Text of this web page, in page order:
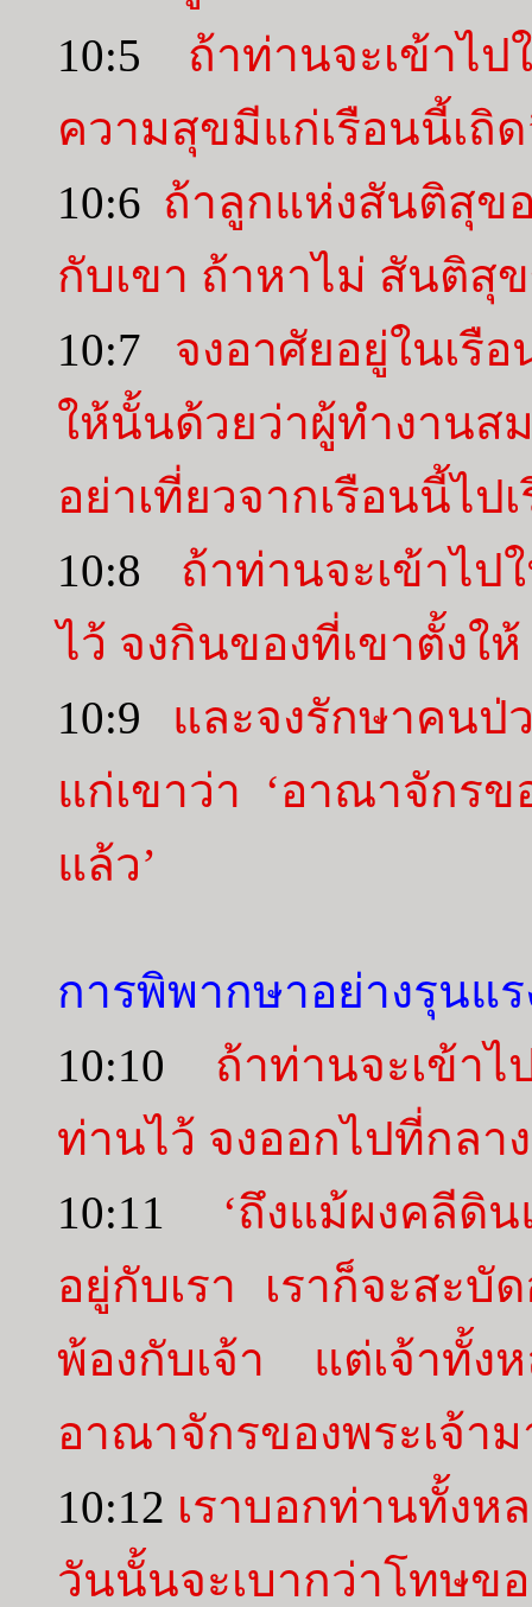
10:5 ถ้าท่านจะเข้าไ
ความสุขมีแก่เรือนนี้เถิด
10:6 ถ้าลูกแห่งสันติสุข
กับเขา ถ้าหาไม่ สันติสุ
10:7 จงอาศัยอยู่ในเรื
ให้นั้นด้วยว่าผู้ทำงานส
อย่าเที่ยวจากเรือนนี้ไป
10:8 ถ้าท่านจะเข้าไป
ไว้ จงกินของที่เขาตั้งให้
10:9 และจงรักษาคนป่
แก่เขาว่า ‘อาณาจักรข
แล้ว’
การพิพากษาอย่างรุนแร
10:10 ถ้าท่านจะเข้าไ
ท่านไว้ จงออกไปที่กลา
10:11 ‘ถึงแม้ผงคลีดิ
อยู่กับเรา เราก็จะสะบั
พ้องกับเจ้า แต่เจ้าทั้ง
อาณาจักรของพระเจ้า
10:12 เราบอกท่านทั้งห
วันนั้นจะเบากว่าโทษข